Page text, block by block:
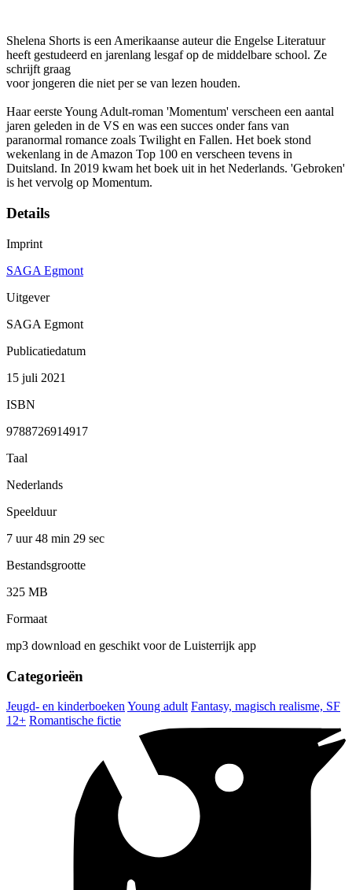
Shelena Shorts is een Amerikaanse auteur die Engelse Literatuur
heeft gestudeerd en jarenlang lesgaf op de middelbare school. Ze
schrijft graag
voor jongeren die niet per se van lezen houden.
Haar eerste Young Adult-roman 'Momentum' verscheen een aantal
jaren geleden in de VS en was een succes onder fans van
paranormal romance zoals Twilight en Fallen. Het boek stond
wekenlang in de Amazon Top 100 en verscheen tevens in
Duitsland. In 2019 kwam het boek uit in het Nederlands. 'Gebroken'
is het vervolg op Momentum.
Details
Imprint
SAGA Egmont
Uitgever
SAGA Egmont
Publicatiedatum
15 juli 2021
ISBN
9788726914917
Taal
Nederlands
Speelduur
7 uur 48 min 29 sec
Bestandsgrootte
325 MB
Formaat
mp3 download en geschikt voor de Luisterrijk app
Categorieën
Jeugd- en kinderboeken Young adult Fantasy, magisch realisme, SF
12+ Romantische fictie